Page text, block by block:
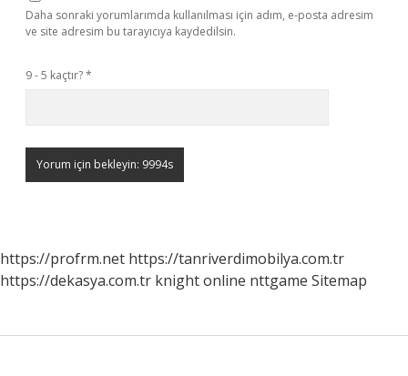
Daha sonraki yorumlarımda kullanılması için adım, e-posta adresim
ve site adresim bu tarayıcıya kaydedilsin.
9 - 5 kaçtır?*
https://profrm.net https://tanriverdimobilya.com.tr
https://dekasya.com.tr knight online nttgame Sitemap